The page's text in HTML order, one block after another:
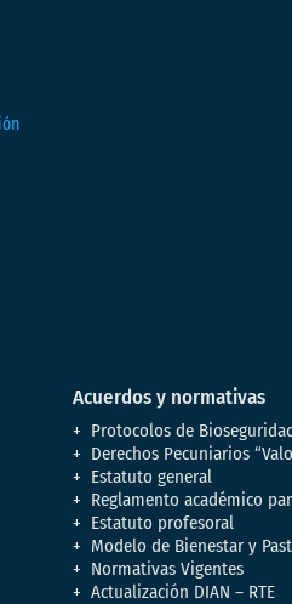
Acuerdos y normativas
Protocolos de
Derechos Pecuniarios
Estatuto general
Reglamento académico
Estatuto profesoral
Modelo de Bienestar y
Normativas Vigentes
Actualización DIAN – RTE